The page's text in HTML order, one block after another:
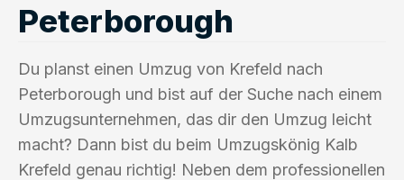
Peterborough
Du planst einen Umzug von Krefeld nach
Peterborough und bist auf der Suche nach einem
Umzugsunternehmen, das dir den Umzug leicht
macht? Dann bist du beim Umzugskönig Kalb
Krefeld genau richtig! Neben dem professionellen